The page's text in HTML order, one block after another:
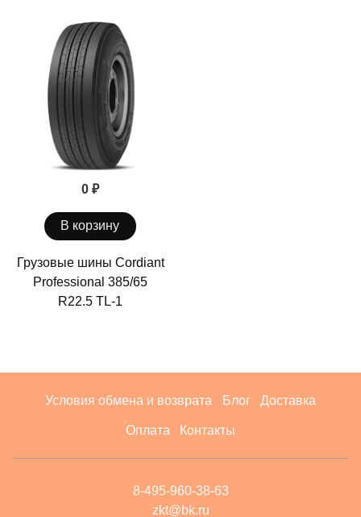
0 ₽
В корзину
Грузовые шины Cordiant
Professional 385/65
R22.5 TL-1
Условия обмена и возврата Блог Доставка
Оплата Контакты
8-495-960-38-63
zkt@bk.ru